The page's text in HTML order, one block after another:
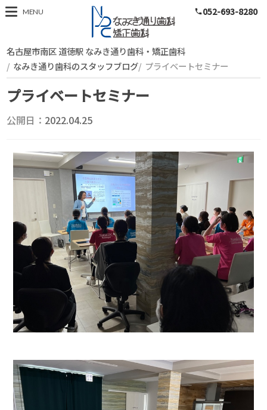
スタッフブログ
MENU phone052-693-8280
名古屋市南区 道徳駅 なみき通り歯科・矯正歯科
なみき通り歯科のスタッフブログ
プライベートセミナー
プライベートセミナー
公開日： 2022.04.25